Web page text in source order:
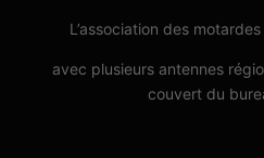
L’association des
avec plusieurs antennes
couvert du